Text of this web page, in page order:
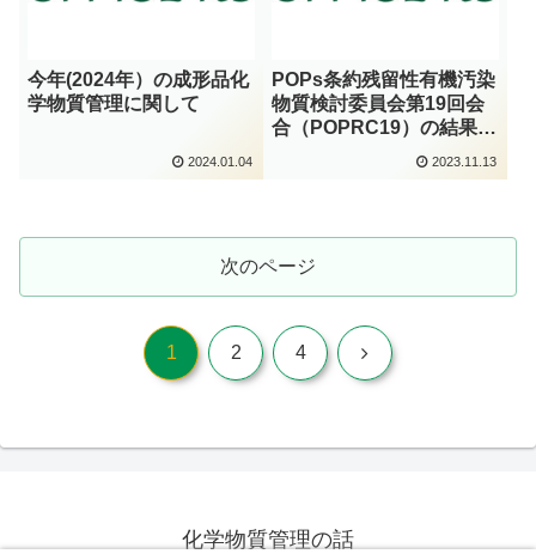
今年(2024年）の成形品化
学物質管理に関して
2024.01.04
POPs条約残留性有機汚染
物質検討委員会第19回会
合（POPRC19）の結果に
2023.11.13
次のページ
1 2 4 次
化学物質管理の話